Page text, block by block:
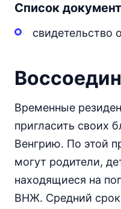
Список
свидетельство
Временные
пригласить своих
Венгрию. По этой
могут родители,
находящиеся на
ВНЖ. Средний срок